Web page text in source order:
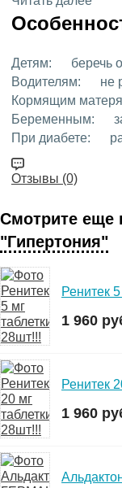
Детям:
беречь
Водителям:
не
Кормящим
Беременным:
При диабете:
Отзывы (0)
Смотрите еще
"Гипертония"
Ренитек
1 960
Ренитек
1 960